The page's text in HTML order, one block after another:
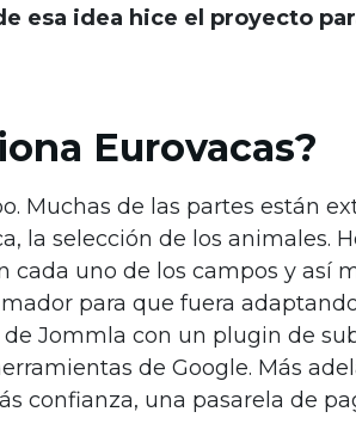
esa idea hice el proyecto
Eurovacas?
Muchas de las partes están
la selección de los animales.
cada uno de los campos y así
para que fuera
Jommla con un plugin de
de Google. Más
confianza, una pasarela de